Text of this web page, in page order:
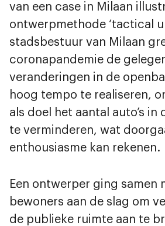
van een case in Milaan
ontwerpmethode ‘tactical
stadsbestuur van Milaan
coronapandemie de
veranderingen in de
hoog tempo te realiseren,
als doel het aantal auto’s in
te verminderen, wat
enthousiasme kan rekenen.
Een ontwerper ging samen
bewoners aan de slag om
de publieke ruimte aan te